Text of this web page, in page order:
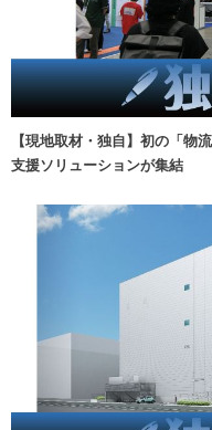
【現地取材・独自】初の「物
支援ソリューションが集結